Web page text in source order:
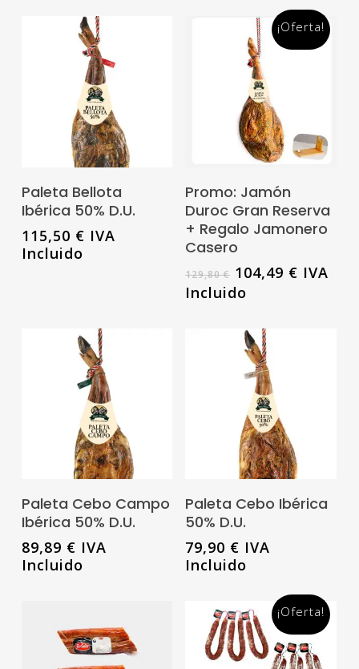
Leer Más
Paleta Bellota
Ibérica 50% D.U.
115,50 € IVA
Incluido
¡Oferta!
Leer Más
Promo: Jamón
Duroc Gran Reserva
+ Regalo Jamonero
Casero
129,80€ El
precio
era:
129,80 €.
104,49 € El
IVA
Incluido
Leer Más
Paleta Cebo Campo
Ibérica 50% D.U.
89,89 € IVA
Incluido
Leer Más
Paleta Cebo Ibérica
50% D.U.
79,90 € IVA
Incluido
¡Oferta!